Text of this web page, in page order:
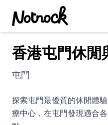
精選活動
博客文章
約會好去處
美食佳餚
香港屯門休閒
屯門
探索屯門最優質的休閒體
療中心，在屯門發現適合